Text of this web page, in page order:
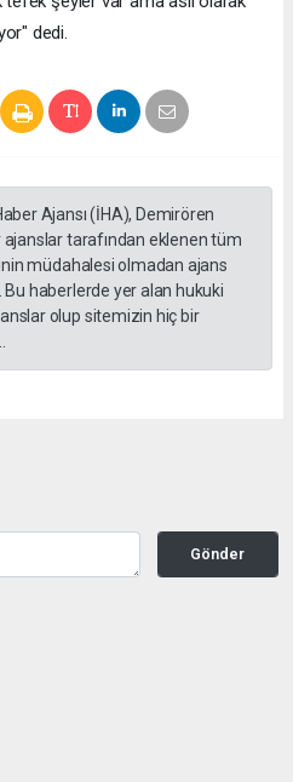
dedi.
Ajansı (İHA), Demirören
ajanslar tarafından eklenen tüm
müdahalesi olmadan ajans
haberlerde yer alan hukuki
olup sitemizin hiç bir
Gönder